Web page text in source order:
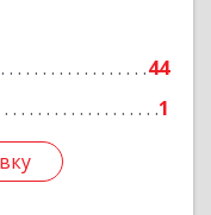
44
1